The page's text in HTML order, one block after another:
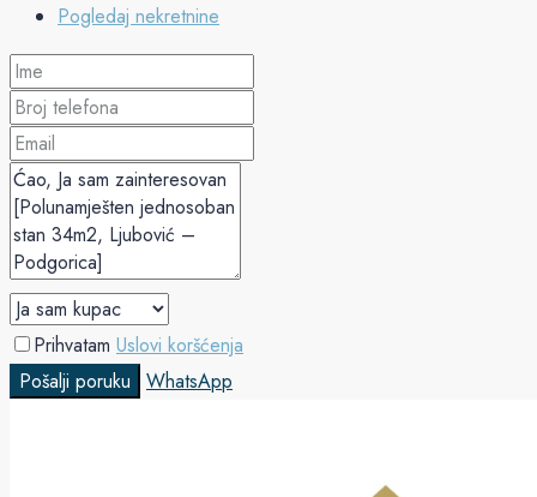
Pogledaj nekretnine
Prihvatam Uslovi koršćenja
Pošalji poruku
WhatsApp